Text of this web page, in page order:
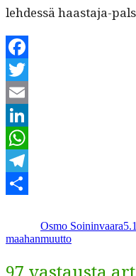
lehdessä haastaja-
Facebook
Twitter
Email
LinkedIn
WhatsApp
Telegram
Osmo Soininvaara
maahanmuutto
97 vastausta